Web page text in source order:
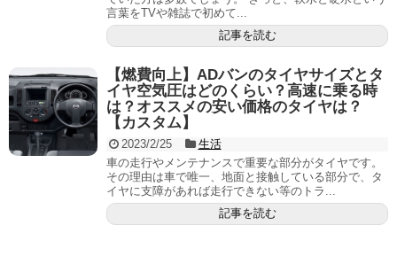
言葉をTVや雑誌で初めて...
記事を読む
【燃費向上】ADバンのタイヤサイズとタ
イヤ空気圧はどのくらい？高速に乗る時
は？オススメの安い価格のタイヤは？
【カスタム】
2023/2/25
生活
車の走行やメンテナンスで重要な部分がタイヤです。
その理由は車で唯一、地面と接触している部分で、タ
イヤに支障があれば走行できない等のトラ...
記事を読む